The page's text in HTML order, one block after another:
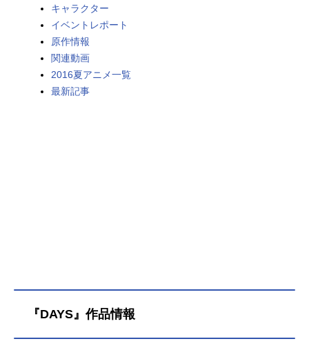
キャラクター
イベントレポート
原作情報
関連動画
2016夏アニメ一覧
最新記事
『DAYS』作品情報